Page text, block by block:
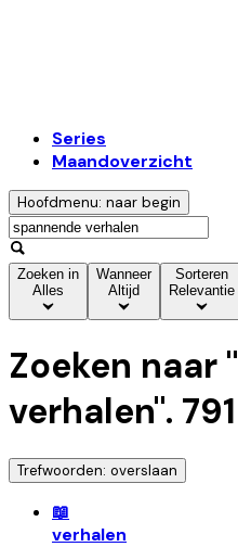
Series
Maandoverzicht
Hoofdmenu: naar begin
Zoeken in
Alles
Wanneer
Altijd
Sorteren
Relevantie
Zoeken naar "
verhalen". 791
Trefwoorden: overslaan
📖
verhalen